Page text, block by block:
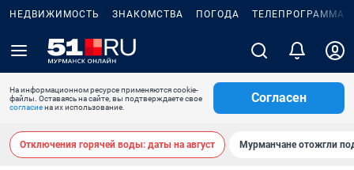
НЕДВИЖИМОСТЬ ЗНАКОМСТВА ПОГОДА ТЕЛЕПРОГРАММА
На информационном ресурсе применяются cookie-
файлы. Оставаясь на сайте, вы подтверждаете свое
согласиена их использование.
Согласен
Отключения горячей воды: даты на август Мурманчане отожгли